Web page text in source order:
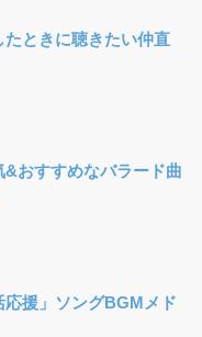
ときに聴きたい仲直
おすすめなバラード曲
応援」ソングBGMメド